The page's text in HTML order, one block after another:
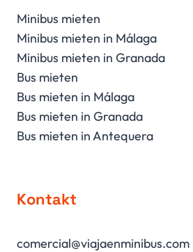
Minibus mieten
Minibus mieten in Málaga
Minibus mieten in Granada
Bus mieten
Bus mieten in Málaga
Bus mieten in Granada
Bus mieten in Antequera
Kontakt
comercial@viajaenminibus.com